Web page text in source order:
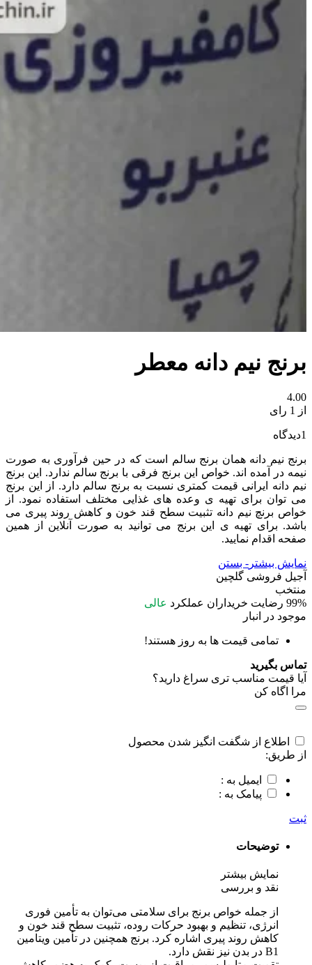
برنج نیم دانه معطر
4.00
از 1 رای
1دیدگاه
برنج نیم دانه همان برنج سالم است که در حین فرآوری به صورت
نیمه در آمده اند. خواص این برنج فرقی با برنج سالم ندارد. این برنج
نیم دانه ایرانی قیمت کمتری نسبت به برنج سالم دارد. از این برنج
می توان برای تهیه ی وعده های غذایی مختلف استفاده نمود. از
خواص برنچ نیم دانه تثبیت سطح قند خون و کاهش روند پیری می
باشد. برای تهیه ی این برنج می توانید به صورت آنلاین از همین
صفحه اقدام نمایید.
نمایش بیشتر - بستن
آجیل فروشی گلچین
منتخب
99% رضایت خریداران عملکرد عالی
موجود در انبار
تمامی قیمت ها به روز هستند!
تماس بگیرید
آیا قیمت مناسب تری سراغ دارید؟
مرا اگاه کن
اطلاع از شگفت انگیز شدن محصول
از طریق:
ایمیل به :
پیامک به :
ثبت
توضیحات
نمایش بیشتر
نقد و بررسی
از جمله خواص برنج برای سلامتی می‌توان به تأمین فوری
انرژی، تنظیم و بهبود حرکات روده، تثبیت سطح قند خون و
کاهش روند پیری اشاره کرد. برنج همچنین در تأمین ویتامین
B1 در بدن نیز نقش دارد.